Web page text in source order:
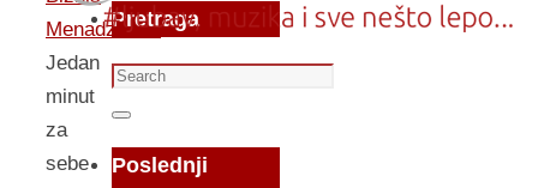
Menadzment
Jedan
minut
za
sebe
Pretraga
Search
for:
Search
Poslednji